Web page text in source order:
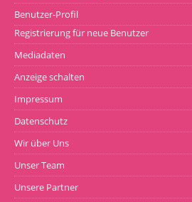
Benutzer-Profil
Registrierung für neue Benutzer
Mediadaten
Anzeige schalten
Impressum
Datenschutz
Wir über Uns
Unser Team
Unsere Partner